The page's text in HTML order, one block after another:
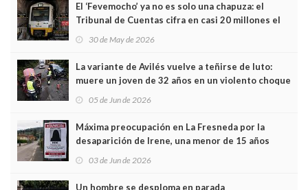
El ‘Fevemocho’ ya no es solo una chapuza: el
Tribunal de Cuentas cifra en casi 20 millones el
sobrecoste de los trenes que no cabían por los
30 de May de 2026
La variante de Avilés vuelve a teñirse de luto:
muere un joven de 32 años en un violento choque
frontal
05 de Jun de 2026
Máxima preocupación en La Fresneda por la
desaparición de Irene, una menor de 15 años
03 de Jun de 2026
Un hombre se desploma en parada